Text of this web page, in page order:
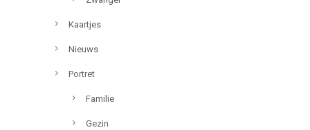
Kaartjes
Nieuws
Portret
Familie
Gezin